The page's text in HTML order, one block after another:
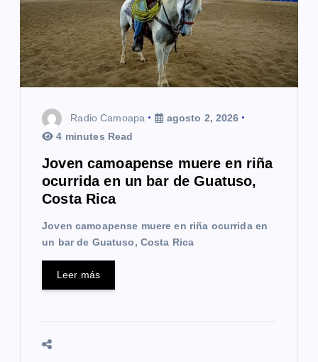
Radio Camoapa
agosto 2, 2026
4 minutes Read
Joven camoapense muere en riña
ocurrida en un bar de Guatuso,
Costa Rica
Joven camoapense muere en riña ocurrida en
un bar de Guatuso, Costa Rica
Leer más